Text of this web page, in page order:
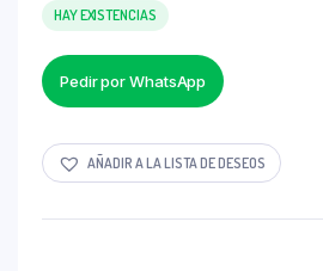
HAY EXISTENCIAS
Pedir por WhatsApp
AÑADIR A LA LISTA DE DESEOS